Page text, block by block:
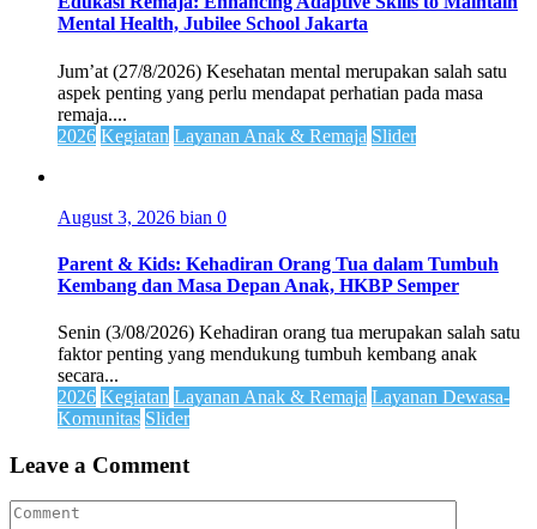
Mental Health, Jubilee School Jakarta
Jum’at (27/8/2026) Kesehatan mental merupakan salah satu
aspek penting yang perlu mendapat perhatian pada masa
remaja....
2026 Kegiatan Layanan Anak & Remaja Slider
August 3, 2026 bian 0
Parent & Kids: Kehadiran Orang Tua dalam Tumbuh
Kembang dan Masa Depan Anak, HKBP Semper
Senin (3/08/2026) Kehadiran orang tua merupakan salah satu
faktor penting yang mendukung tumbuh kembang anak
secara...
2026 Kegiatan Layanan Anak & Remaja Layanan Dewasa-
Komunitas Slider
Leave a Comment